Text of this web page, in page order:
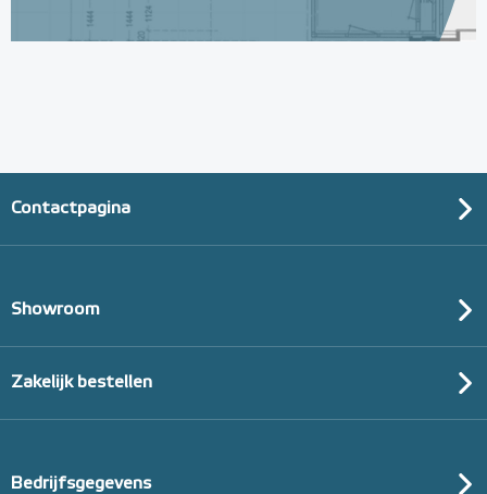
Geïsoleerde Noppenplaten
€ 148,00
Contactpagina
Showroom
Zakelijk bestellen
Bedrijfsgegevens